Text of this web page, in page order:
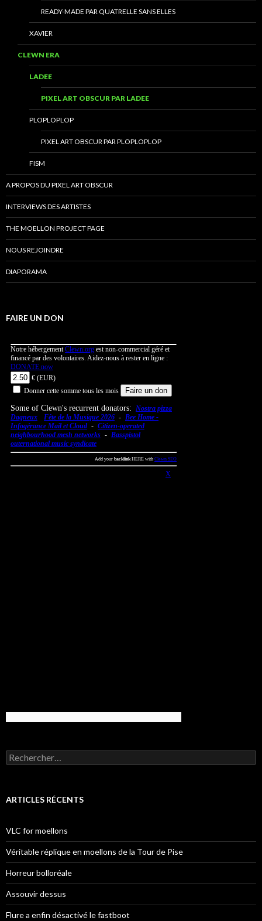
READY-MADE PAR QUATRELLE SANS ELLES
XAVIER
CLEWN ERA
LADEE
PIXEL ART OBSCUR PAR LADEE
PLOPLOPLOP
PIXEL ART OBSCUR PAR PLOPLOPLOP
FISM
A PROPOS DU PIXEL ART OBSCUR
INTERVIEWS DES ARTISTES
THE MOELLON PROJECT PAGE
NOUS REJOINDRE
DIAPORAMA
FAIRE UN DON
Rechercher :
ARTICLES RÉCENTS
VLC for moellons
Véritable réplique en moellons de la Tour de Pise
Horreur bolloréale
Assouvir dessus
Flure a enfin désactivé le fastboot